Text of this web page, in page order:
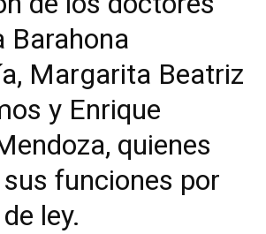
Barahona
Margarita Beatriz
y Enrique
quienes
funciones por
ley.